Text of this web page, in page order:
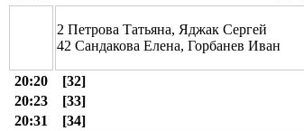
2 Петрова Татьяна, Яджак Сергей
42 Сандакова Елена, Горбанев Иван
20:20 [32]
20:23
[33]
20:31
[34]